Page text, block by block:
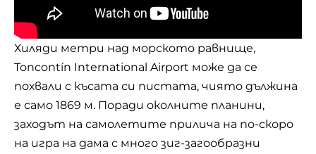
Хиляди метри над морското равнище,
Toncontín International Airport може да се
похвали с късата си пистата, чиято дължина
е само 1869 м. Поради околните планини,
заходът на самолетите прилича на по-скоро
на игра на дама с много зиг-загообразни